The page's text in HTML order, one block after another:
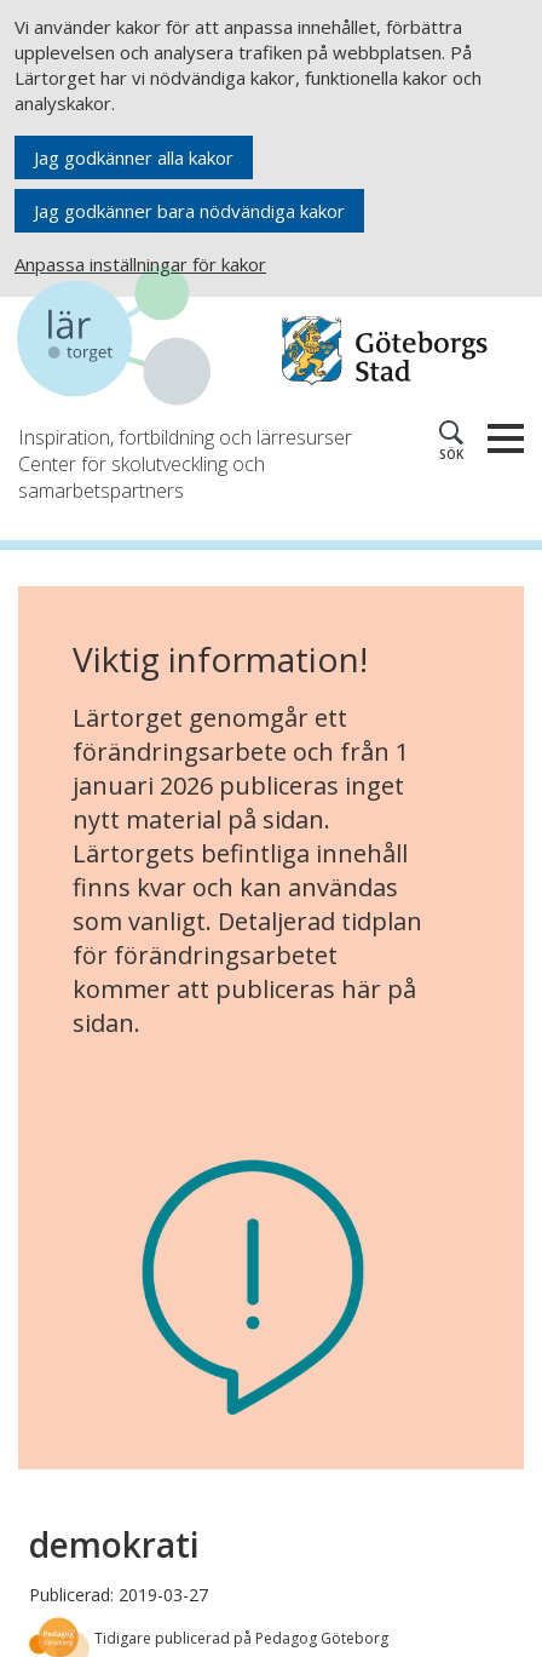
Vi använder kakor för att anpassa innehållet, förbättra
upplevelsen och analysera trafiken på webbplatsen. På
Lärtorget har vi nödvändiga kakor, funktionella kakor och
analyskakor.
Jag godkänner alla kakor
Jag godkänner bara nödvändiga kakor
Anpassa inställningar för kakor
Inspiration, fortbildning och lärresurser
Center för skolutveckling och
samarbetspartners
SÖK
Viktig information!
Lärtorget genomgår ett
förändringsarbete och från 1
januari 2026 publiceras inget
nytt material på sidan.
Lärtorgets befintliga innehåll
finns kvar och kan användas
som vanligt. Detaljerad tidplan
för förändringsarbetet
kommer att publiceras här på
sidan.
demokrati
Publicerad: 2019-03-27
Tidigare publicerad på Pedagog Göteborg